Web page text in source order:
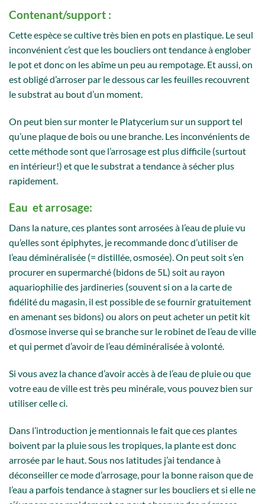
Contenant/support :
Cette espèce se cultive très bien en pots en plastique. Le seul
inconvénient c’est que les boucliers ont tendance à englober
le pot et donc on les abîme un peu au rempotage. Et aussi, on
est obligé d’arroser par le dessous car les feuilles recouvrent
le substrat au bout d’un moment.
On peut bien sur monter le Platycerium sur un support tel
qu’une plaque de bois ou une branche. Les inconvénients de
cette méthode sont que l’arrosage est plus difficile (surtout
en intérieur!) et que le substrat a tendance à sécher plus
rapidement.
Eau et arrosage:
Dans la nature, ces plantes sont arrosées à l’eau de pluie vu
qu’elles sont épiphytes, je recommande donc d’utiliser de
l’eau déminéralisée (= distillée, osmosée). On peut soit s’en
procurer en supermarché (bidons de 5L) soit au rayon
aquariophilie des jardineries (souvent si on a la carte de
fidélité du magasin, il est possible de se fournir gratuitement
en amenant ses bidons) ou alors on peut acheter un petit kit
d’osmose inverse qui se branche sur le robinet de l’eau de ville
et qui permet d’avoir de l’eau déminéralisée à volonté.
Si vous avez la chance d’avoir accès à de l’eau de pluie ou que
votre eau de ville est très peu minérale, vous pouvez bien sur
utiliser celle ci.
Dans l’introduction je mentionnais le fait que ces plantes
boivent par la pluie sous les tropiques, la plante est donc
arrosée par le haut. Sous nos latitudes j’ai tendance à
déconseiller ce mode d’arrosage, pour la bonne raison que de
l’eau a parfois tendance à stagner sur les boucliers et si elle ne